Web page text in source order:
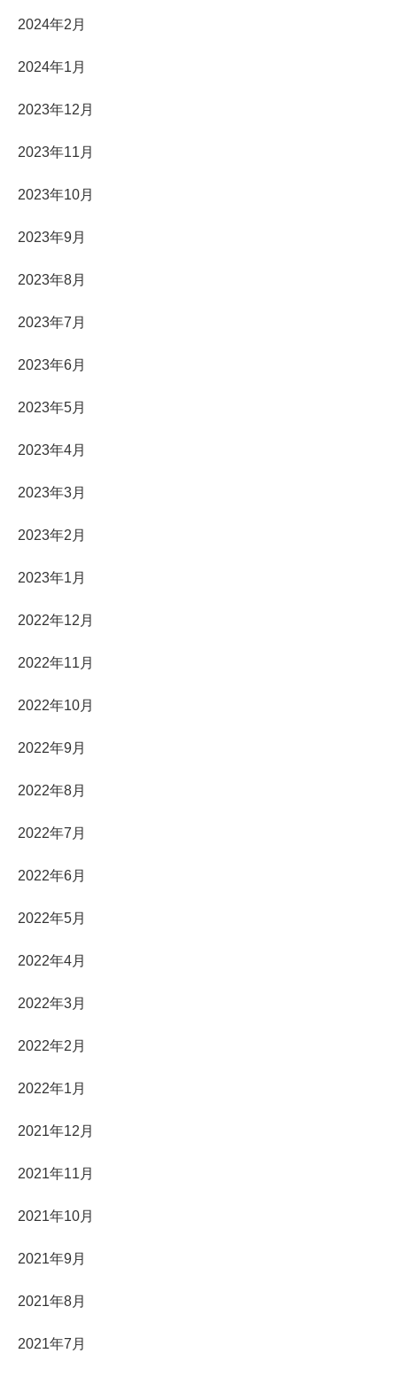
2024年2月
2024年1月
2023年12月
2023年11月
2023年10月
2023年9月
2023年8月
2023年7月
2023年6月
2023年5月
2023年4月
2023年3月
2023年2月
2023年1月
2022年12月
2022年11月
2022年10月
2022年9月
2022年8月
2022年7月
2022年6月
2022年5月
2022年4月
2022年3月
2022年2月
2022年1月
2021年12月
2021年11月
2021年10月
2021年9月
2021年8月
2021年7月